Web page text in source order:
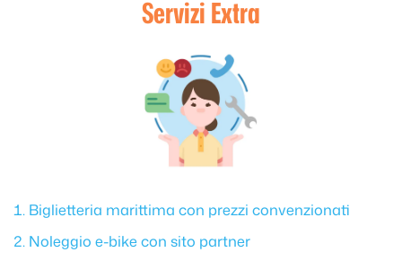
Servizi Extra
Biglietteria marittima con prezzi convenzionati
Noleggio e-bike con sito partner